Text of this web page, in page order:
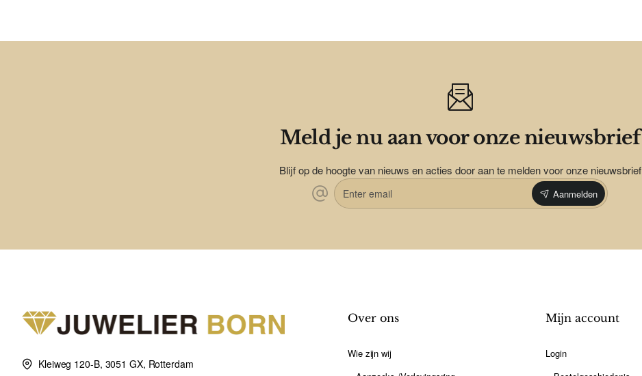
Meld je nu aan voor onze nieuwsbrief
Blijf op de hoogte van nieuws en acties door aan te melden voor onze nieuwsbrief
Enter
email
Aanmelden
Kleiweg 120-B, 3051 GX, Rotterdam
Over ons
Wie zijn wij
Mijn account
Login